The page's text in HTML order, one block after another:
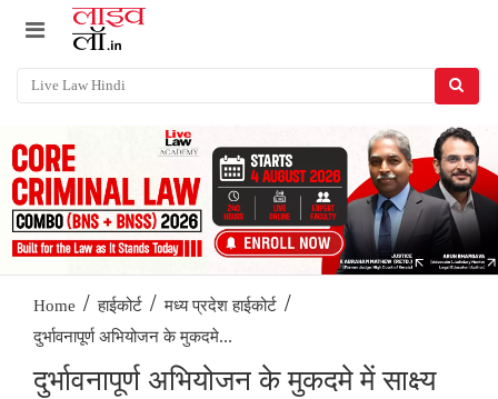
Home / हाईकोर्ट / मध्य प्रदेश हाईकोर्ट /
दुर्भावनापूर्ण अभियोजन के मुकदमे...
दुर्भावनापूर्ण अभियोजन के मुकदमे में साक्ष्य